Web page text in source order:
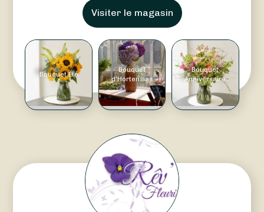
Visiter le magasin
Bouquet Été
Bouquet
d'Hortensias
Bouquet
Anniversaire